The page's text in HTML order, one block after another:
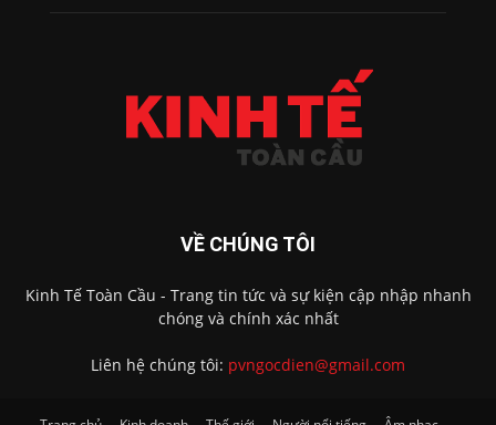
VỀ CHÚNG TÔI
Kinh Tế Toàn Cầu - Trang tin tức và sự kiện cập nhập nhanh
chóng và chính xác nhất
Liên hệ chúng tôi: pvngocdien@gmail.com